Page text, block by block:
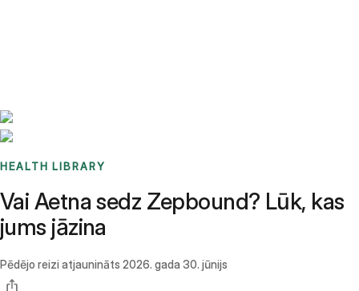
HEALTH LIBRARY
Vai Aetna sedz Zepbound? Lūk, kas
jums jāzina
Pēdējo reizi atjaunināts 2026. gada 30. jūnijs